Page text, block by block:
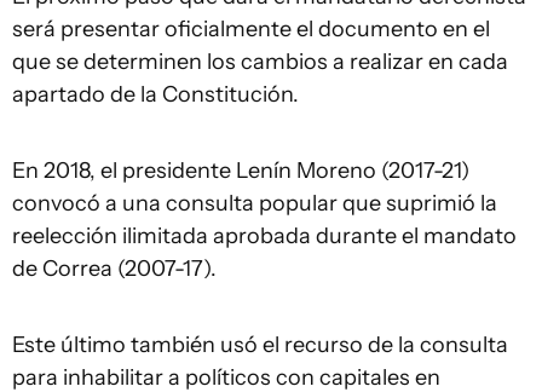
será presentar oficialmente el documento en el
que se determinen los cambios a realizar en cada
apartado de la Constitución.
En 2018, el presidente Lenín Moreno (2017-21)
convocó a una consulta popular que suprimió la
reelección ilimitada aprobada durante el mandato
de Correa (2007-17).
Este último también usó el recurso de la consulta
para inhabilitar a políticos con capitales en